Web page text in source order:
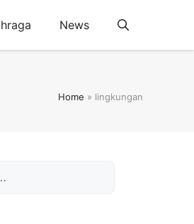
News
Home » lingkungan